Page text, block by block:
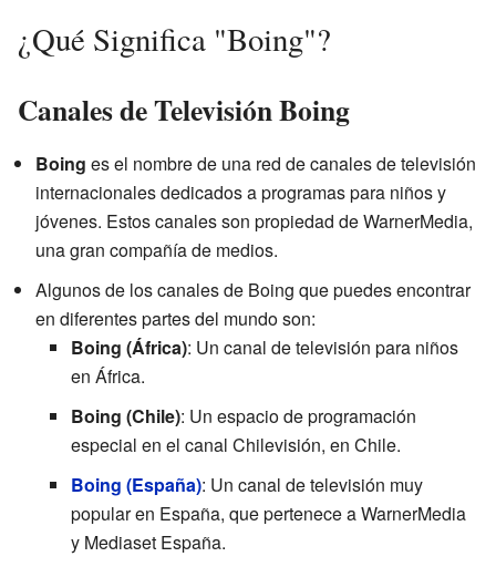
¿Qué Significa "Boing"?
Canales de Televisión Boing
Boing es el nombre de una red de canales de televisión
internacionales dedicados a programas para niños y
jóvenes. Estos canales son propiedad de WarnerMedia,
una gran compañía de medios.
Algunos de los canales de Boing que puedes encontrar
en diferentes partes del mundo son:
Boing (África): Un canal de televisión para niños
en África.
Boing (Chile): Un espacio de programación
especial en el canal Chilevisión, en Chile.
Boing (España): Un canal de televisión muy
popular en España, que pertenece a WarnerMedia
y Mediaset España.